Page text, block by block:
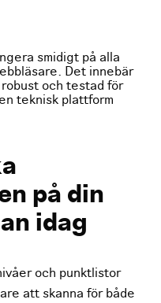
smidigt på alla
Det innebär
och testad för
teknisk plattform
på din
idag
och punktlistor
att skanna för både